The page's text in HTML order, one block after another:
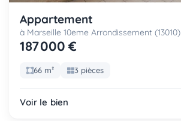
Appartement
à Marseille 10eme Arrondissement (13010)
187 000 €
66 m² 3 pièces
Voir le bien